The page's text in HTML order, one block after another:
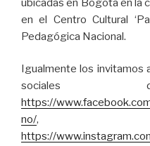
en el Centro Cultural
Pedagógica Nacional.
Igualmente los invitamos
sociales
https://
no/,
https://